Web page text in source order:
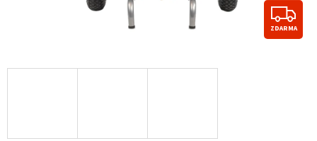
Z
D
ZDARMA